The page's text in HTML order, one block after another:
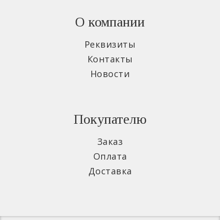
О компании
Реквизиты
Контакты
Новости
Покупателю
Заказ
Оплата
Доставка